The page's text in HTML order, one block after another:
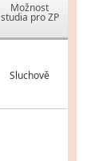
Možnost
studia pro ZP
Sluchově